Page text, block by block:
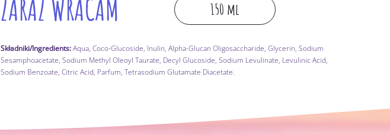
ZARAZ WRACAM 150 ml
Składniki/Ingredients:Aqua, Coco-Glucoside, Inulin, Alpha-Glucan Oligosaccharide, Glycerin, Sodium
Sesamphoacetate, Sodium Methyl Oleoyl Taurate, Decyl Glucoside, Sodium Levulinate, Levulinic Acid,
Sodium Benzoate, Citric Acid, Parfum, Tetrasodium Glutamate Diacetate.